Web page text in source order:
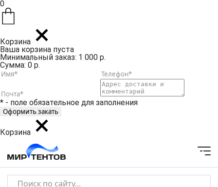
0
Корзина
Ваша корзина пуста
Минимальный заказ: 1 000 р.
Сумма: 0 р.
* - поле обязательное для заполнения
Корзина